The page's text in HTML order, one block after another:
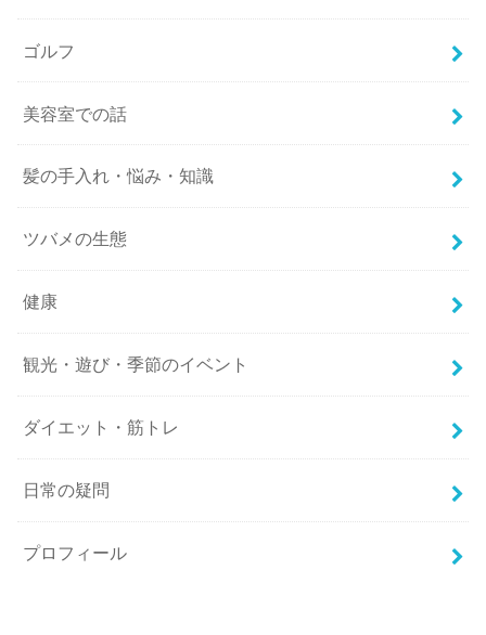
ゴルフ
美容室での話
髪の手入れ・悩み・知識
ツバメの生態
健康
観光・遊び・季節のイベント
ダイエット・筋トレ
日常の疑問
プロフィール